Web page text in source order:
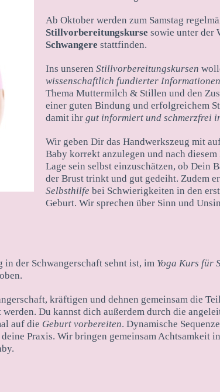
Ab Oktober werden zum Samstag
Stillvorbereitungskurse sowie unter der
Schwangere stattfinden.
Ins unseren Stillvorbereitungskursen
wissenschaftlich fundierter Informationen
Thema Muttermilch & Stillen und den
einer guten Bindung und erfolgreichem
damit ihr gut informiert und schmerzfrei
Wir geben Dir das Handwerkszeug mit
Baby korrekt anzulegen und nach
Lage sein selbst einzuschätzen, ob Dein
der Brust trinkt und gut gedeiht. Zudem
Selbsthilfe bei Schwierigkeiten in den
Geburt. Wir sprechen über Sinn und
in der Schwangerschaft sehnt ist, im Yoga Kurs für
kräftigen und dehnen gemeinsam die
Du kannst dich außerdem durch die
auf die Geburt vorbereiten. Dynamische
Praxis. Wir bringen gemeinsam Achtsamkeit